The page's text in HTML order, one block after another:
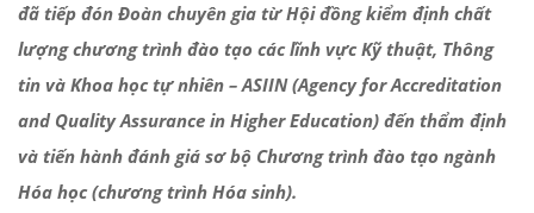
đã tiếp đón Đoàn chuyên gia từ Hội đồng kiểm định chất
lượng chương trình đào tạo các lĩnh vực Kỹ thuật, Thông
tin và Khoa học tự nhiên – ASIIN (Agency for Accreditation
and Quality Assurance in Higher Education) đến thẩm định
và tiến hành đánh giá sơ bộ Chương trình đào tạo ngành
Hóa học (chương trình Hóa sinh).